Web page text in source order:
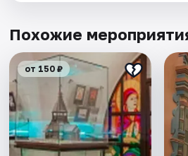
Похожие
от 150 ₽